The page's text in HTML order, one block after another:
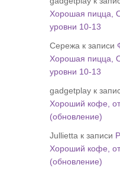
Хорошая пицца,
уровни 10-13
Сережа к записи
Хорошая пицца,
уровни 10-13
gadgetplay к
Хороший кофе,
(обновление)
Jullietta к записи
Хороший кофе,
(обновление)